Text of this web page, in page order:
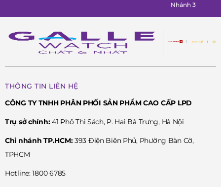
Nhánh 3
THÔNG TIN LIÊN HỆ
CÔNG TY TNHH PHÂN PHỐI SẢN PHẨM CAO CẤP LPD
Trụ sở chính:41 Phố Thi Sách, P. Hai Bà Trưng, Hà Nội
Chi nhánh TP.HCM:393 Điện Biên Phủ, Phường Bàn Cờ,
TPHCM
Hotline: 1800 6785